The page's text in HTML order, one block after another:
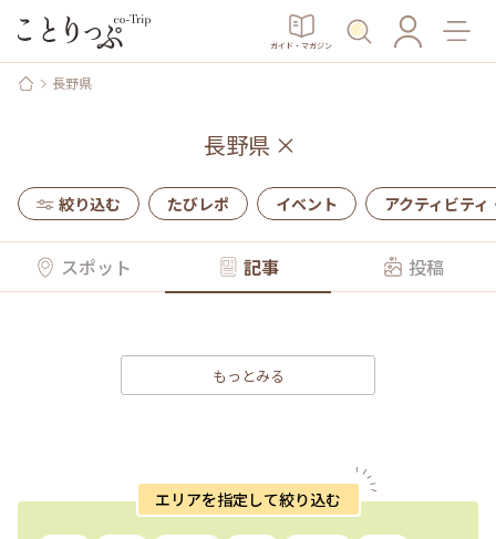
ガイド・マガジン
長野県
長野県 ×
絞り込む たびレポ イベント アクティビティ
スポット 記事 投稿
もっとみる
エリアを指定して絞り込む